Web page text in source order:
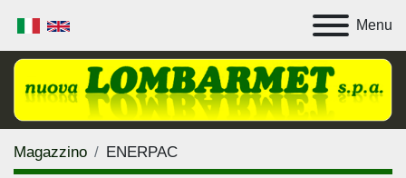
Menu
Magazzino ENERPAC